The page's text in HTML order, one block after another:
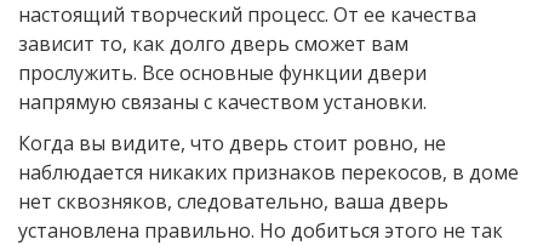
настоящий творческий процесс. От ее качества
зависит то, как долго дверь сможет вам
прослужить. Все основные функции двери
напрямую связаны с качеством установки.
Когда вы видите, что дверь стоит ровно, не
наблюдается никаких признаков перекосов, в доме
нет сквозняков, следовательно, ваша дверь
установлена правильно. Но добиться этого не так